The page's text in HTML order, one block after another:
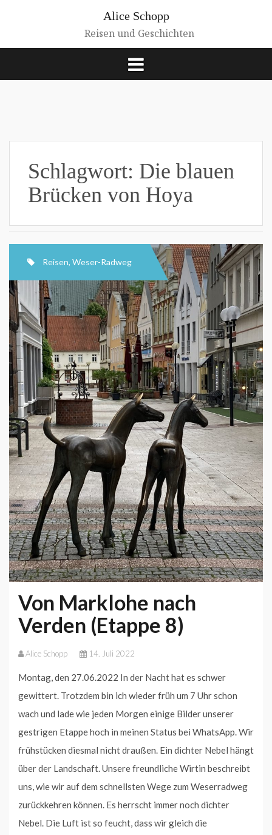
Alice Schopp
Reisen und Geschichten
Schlagwort: Die blauen
Brücken von Hoya
Reisen, Weser-Radweg
Von Marklohe nach
Verden (Etappe 8)
Alice Schopp 14. Juli 2022
Montag, den 27.06.2022 In der Nacht hat es schwer
gewittert. Trotzdem bin ich wieder früh um 7 Uhr schon
wach und lade wie jeden Morgen einige Bilder unserer
gestrigen Etappe hoch in meinen Status bei WhatsApp. Wir
frühstücken diesmal nicht draußen. Ein dichter Nebel hängt
über der Landschaft. Unsere freundliche Wirtin beschreibt
uns, wie wir auf dem schnellsten Wege zum Weserradweg
zurückkehren können. Es herrscht immer noch dichter
Nebel. Die Luft ist so feucht, dass wir gleich die